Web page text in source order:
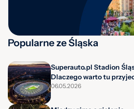
Popularne ze Śląska
Superauto.pl Stadion
Dlaczego warto tu
06.05.2026